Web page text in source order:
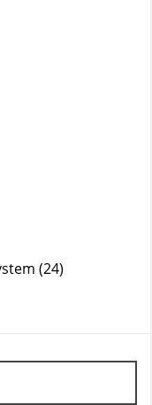
(24)